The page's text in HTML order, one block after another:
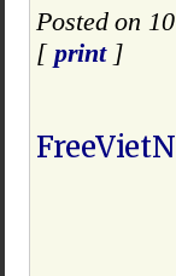
Posted on
[ print]